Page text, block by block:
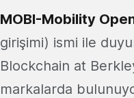
MOBI-Mobility
girişimi) ismi ile
Blockchain at
markalarda